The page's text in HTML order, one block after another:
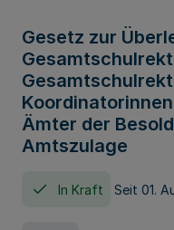
Gesetz zur
Ämter der
Amtszulage
In Kraft Seit 01.